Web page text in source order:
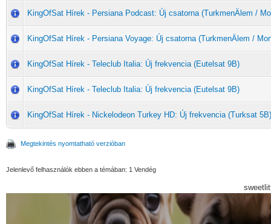
KingOfSat Hírek - Persiana Podcast: Új csatorna (TurkmenÄlem /
KingOfSat Hírek - Persiana Voyage: Új csatorna (TurkmenÄlem /
KingOfSat Hírek - Teleclub Italia: Új frekvencia (Eutelsat 9B)
KingOfSat Hírek - Teleclub Italia: Új frekvencia (Eutelsat 9B)
KingOfSat Hírek - Nickelodeon Turkey HD: Új frekvencia (Turksat 5B)
Megtekintés nyomtatható verzióban
Jelenlevő felhasználók ebben a témában: 1 Vendég